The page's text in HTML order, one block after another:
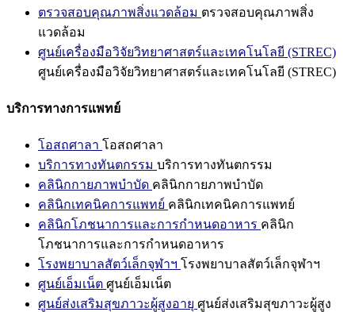
ตรวจสอบคุณภาพสิ่งแวดล้อม ตรวจสอบคุณภาพสิ่ง
แวดล้อม
ศูนย์เครื่องมือวิจัยวิทยาศาสตร์และเทคโนโลยี (STREC)
ศูนย์เครื่องมือวิจัยวิทยาศาสตร์และเทคโนโลยี (STREC)
บริการทางการแพทย์
โอสถศาลา โอสถศาลา
บริการทางทันตกรรม บริการทางทันตกรรม
คลินิกกายภาพบำบัด คลินิกกายภาพบำบัด
คลินิกเทคนิคการแพทย์ คลินิกเทคนิคการแพทย์
คลินิกโภชนาการและการกำหนดอาหาร คลินิก
โภชนาการและการกำหนดอาหาร
โรงพยาบาลสัตว์เล็กจุฬาฯ โรงพยาบาลสัตว์เล็กจุฬาฯ
ศูนย์เอ็มเน็ต ศูนย์เอ็มเน็ต
ศูนย์ส่งเสริมสุขภาวะผู้สูงอายุ ศูนย์ส่งเสริมสุขภาวะผู้สูง